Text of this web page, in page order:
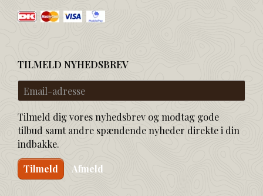
TILMELD NYHEDSBREV
Email-
adresse
Tilmeld dig vores nyhedsbrev og modtag gode
tilbud samt andre spændende nyheder direkte i din
indbakke.
Tilmeld Afmeld